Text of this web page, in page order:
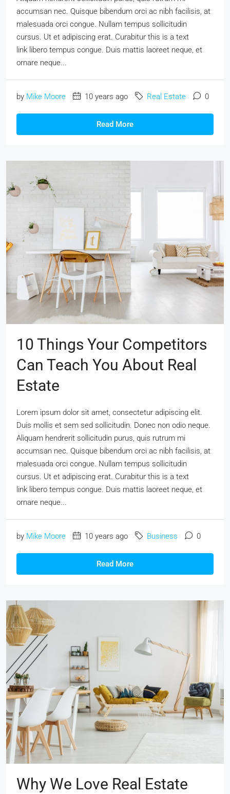
accumsan nec. Quisque bibendum orci ac nibh facilisis, at
malesuada orci congue. Nullam tempus sollicitudin
cursus. Ut et adipiscing erat. Curabitur this is a text
link libero tempus congue. Duis mattis laoreet neque, et
ornare neque...
by Mike Moore 10 years ago Real Estate 0
Read More
10 Things Your Competitors
Can Teach You About Real
Estate
Lorem ipsum dolor sit amet, consectetur adipiscing elit.
Duis mollis et sem sed sollicitudin. Donec non odio neque.
Aliquam hendrerit sollicitudin purus, quis rutrum mi
accumsan nec. Quisque bibendum orci ac nibh facilisis, at
malesuada orci congue. Nullam tempus sollicitudin
cursus. Ut et adipiscing erat. Curabitur this is a text
link libero tempus congue. Duis mattis laoreet neque, et
ornare neque...
by Mike Moore 10 years ago Business 0
Read More
Why We Love Real Estate